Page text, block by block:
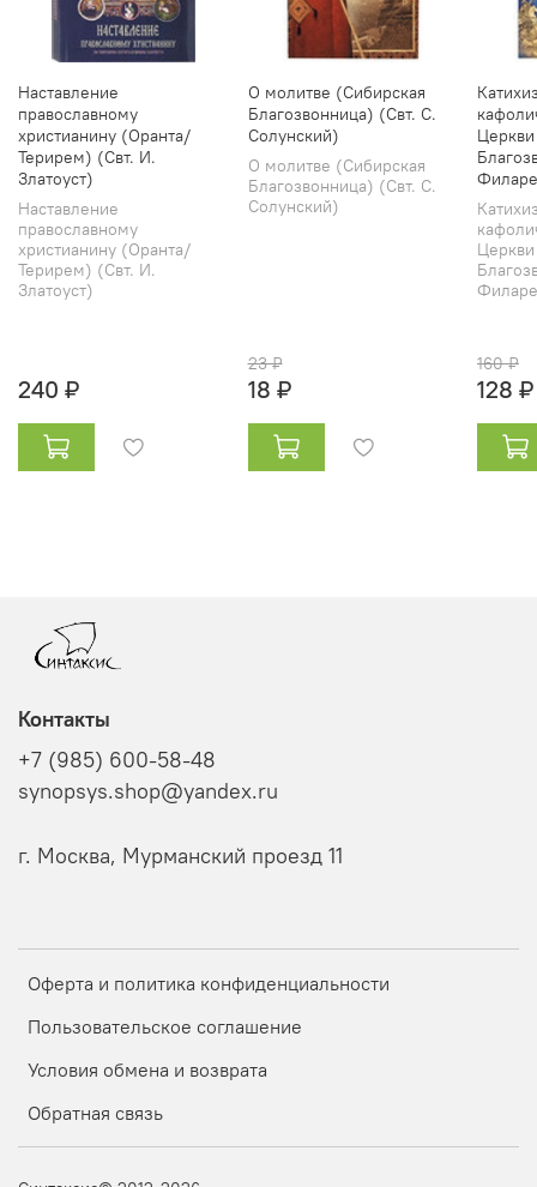
Наставление
православному
христианину (Оранта/
Терирем) (Свт. И.
Златоуст)
Наставление
православному
христианину (Оранта/
Терирем) (Свт. И.
Златоуст)
240 ₽
О молитве (Сибирская
Благозвонница) (Свт. С.
Солунский)
О молитве (Сибирская
Благозвонница) (Свт. С.
Солунский)
23 ₽
18 ₽
160 ₽
128 ₽
Оферта и политика конфиденциальности
Пользовательское соглашение
Условия обмена и возврата
Обратная связь
Контакты
+7 (985) 600-58-48
synopsys.shop@yandex.ru
г. Москва, Мурманский проезд 11